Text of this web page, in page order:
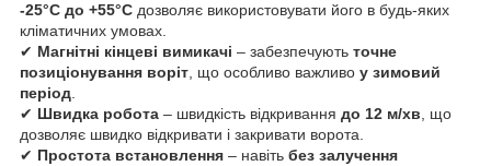
-25°C до +55°C дозволяє використовувати його в будь-яких
кліматичних умовах.
✔ Магнітні кінцеві вимикачі – забезпечують точне
позиціонування воріт, що особливо важливо у зимовий
період.
✔ Швидка робота – швидкість відкривання до 12 м/хв, що
дозволяє швидко відкривати і закривати ворота.
✔ Простота встановлення – навіть без залучення